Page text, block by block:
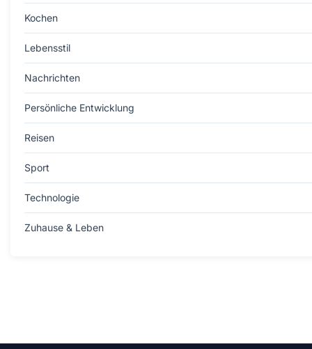
Kochen
Lebensstil
Nachrichten
Persönliche Entwicklung
Reisen
Sport
Technologie
Zuhause & Leben